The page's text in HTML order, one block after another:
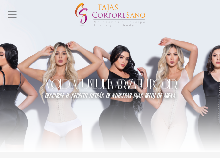
MOLDEA TU SILUETA, ABRAZA TU PODER
descubre el secreto detrás de nuestras fajas reloj de arena.